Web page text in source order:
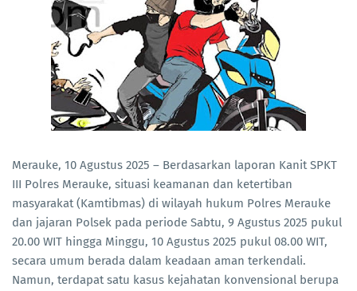
Merauke, 10 Agustus 2025 – Berdasarkan laporan Kanit SPKT
III Polres Merauke, situasi keamanan dan ketertiban
masyarakat (Kamtibmas) di wilayah hukum Polres Merauke
dan jajaran Polsek pada periode Sabtu, 9 Agustus 2025 pukul
20.00 WIT hingga Minggu, 10 Agustus 2025 pukul 08.00 WIT,
secara umum berada dalam keadaan aman terkendali.
Namun, terdapat satu kasus kejahatan konvensional berupa